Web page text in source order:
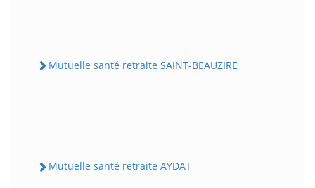
Mutuelle santé retraite SAINT-BEAUZIRE
Mutuelle santé retraite AYDAT